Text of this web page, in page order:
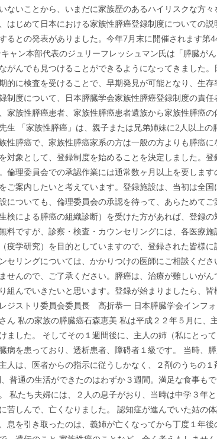
ないことから、いまだに家族歴のあるハイリスクな方
はじめて日本における家族性膵癌登録制度についての
るとの発表がありました。今年7月末に開催されます
ャン本部代表のジュリーフレッシュマン氏は「膵臓が
がんでも見つけることができるようになってきました
的に検査を受けることで、早期発見が可能となり、生
制度について、日本膵臓学会家族性膵癌登録制度の責
家族性膵癌患者、家族性膵癌患者遺族から家族性膵癌
生 「家族性膵癌」は、親子または兄弟姉妹に2人以上
性膵癌で、家族性膵癌家系の方は一般の方よりも膵癌
対象として、登録制度を始めることを決定しました。
倫理委員会での承認作業には通常数ヶ月以上を要しま
ご案内したいと考えています。登録施設は、当初は全
についても、倫理委員会の承認を待って、あらためて
検による膵癌の組織診断）を受けた方があれば、登録
料ですが、診察・検査・カウンセリングには、各医療
疫学研究）を目的としていますので、登録された皆様
セリングについては、かかりつけの医師にご相談くだ
せんので、ご了承ください。膵癌は、治療が難しいが
組んでいきたいと思います。登録が始まりましたら、
ジストリ委員会委員長 高折恭一 日本膵臓学会インフ
ん 私の家族の膵臓癌石森恵美 私は平成２２年５月に
ました。 そしてその１週間後に、主人の姉（私にとっ
病を患っており、透析患者、障碍者１級です。 当時、
人は、医者からの指示に従うしかなく、２剤のうちの
普通の生活ができたのはわずか３週間。満足な食事も
私たち夫婦には、２人の息子がおり、当時は中学３年
苦しんで、亡くなりました。 認知症が進んでいた姑の
息を引き取ったのは、義姉が亡くなってから丁度１年